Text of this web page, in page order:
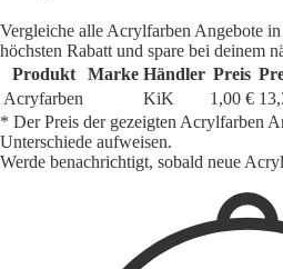
Vergleiche alle Acrylfarben Angebote
höchsten Rabatt und spare bei deinem
Produkt
Marke Händler Preis
Acryfarben
KiK 1,00 €
* Der Preis der gezeigten Acrylfarben
Unterschiede aufweisen.
Werde benachrichtigt, sobald neue